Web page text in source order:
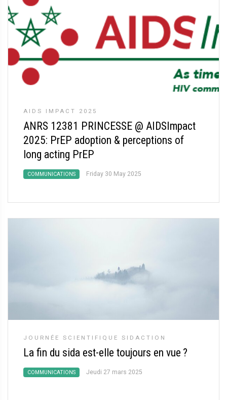
AIDS IMPACT 2025
ANRS 12381 PRINCESSE @ AIDSImpact
2025: PrEP adoption & perceptions of
long acting PrEP
COMMUNICATIONS Friday 30 May 2025
JOURNÉE SCIENTIFIQUE SIDACTION
La fin du sida est-elle toujours en vue ?
COMMUNICATIONS Jeudi 27 mars 2025